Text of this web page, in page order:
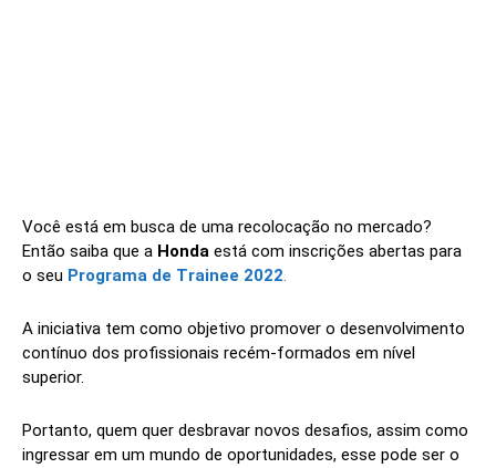
Você está em busca de uma recolocação no mercado?
Então saiba que a Honda está com inscrições abertas para
o seu Programa de Trainee 2022.
A iniciativa tem como objetivo promover o desenvolvimento
contínuo dos profissionais recém-formados em nível
superior.
Portanto, quem quer desbravar novos desafios, assim como
ingressar em um mundo de oportunidades, esse pode ser o